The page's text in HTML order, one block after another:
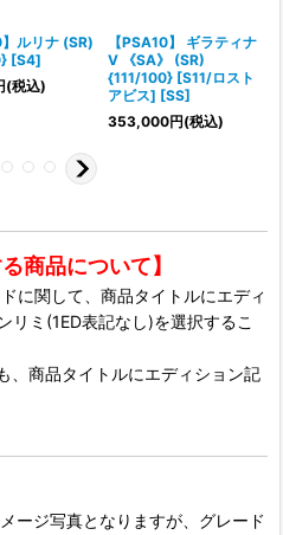
】ルリナ (SR)
[S4]
(税込)
【PSA10】 ギラティナ
V 《SA》 (SR)
{111/100} [S11/ロスト
アビス] [SS]
353,000円(税込)
商品について】
に関して、商品タイトルにエディ
リミ(1ED表記なし)を選択するこ
、商品タイトルにエディション記
ージ写真となりますが、グレード